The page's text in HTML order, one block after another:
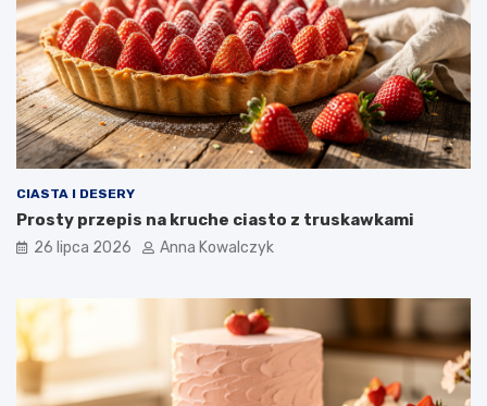
CIASTA I DESERY
Prosty przepis na kruche ciasto z truskawkami
26 lipca 2026 Anna Kowalczyk